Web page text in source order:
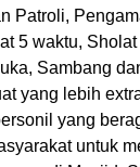
Patroli,
5 waktu,
Sambang
yang lebih
yang
untuk